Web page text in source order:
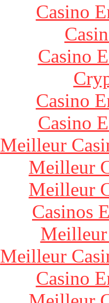
Casino
Casino
Casino
Casino
Meilleur
Meilleur
Meilleur
Casinos
Meilleur
Meilleur
Casino